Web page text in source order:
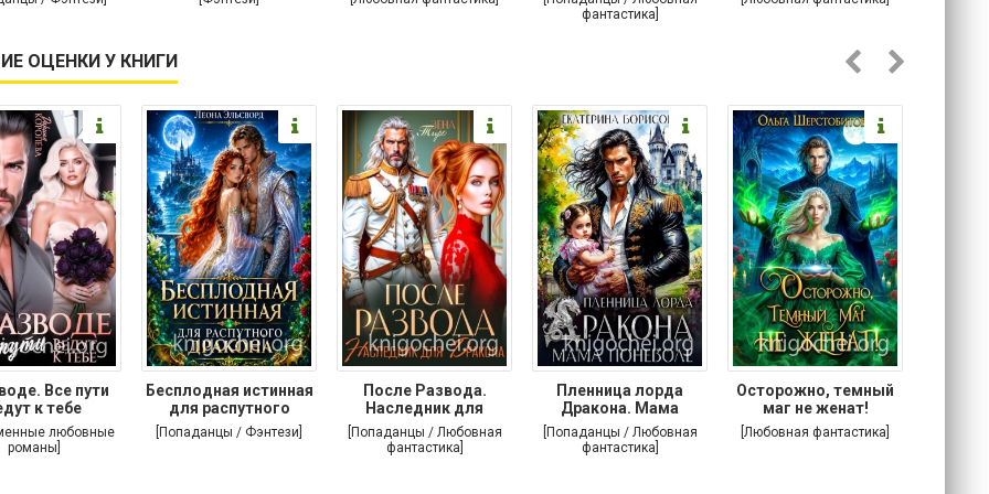
фантастика]
ОЦЕНКИ У КНИГИ
Все пути
к тебе
любовные
романы]
Бесплодная истинная
для распутного
дракона
[Попаданцы / Фэнтези]
После Развода.
Наследник для
дракона
[Попаданцы / Любовная
фантастика]
Пленница лорда
Дракона. Мама
поневоле
[Попаданцы / Любовная
фантастика]
Осторожно, темный
маг не женат!
[Любовная фантастика]